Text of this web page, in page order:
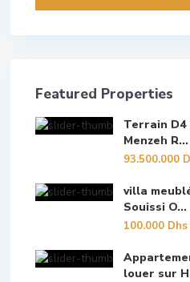
Featured Properties
Terrain D4
Menzeh R...
93.500.000
villa
Souissi O...
100.000 Dhs
louer sur